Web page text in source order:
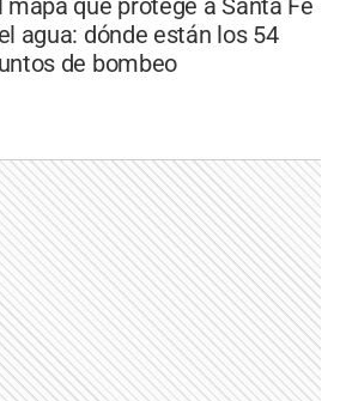
agua: dónde están los 54
de bombeo